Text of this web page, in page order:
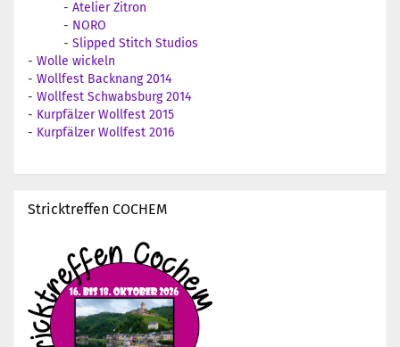
- Atelier Zitron
- NORO
- Slipped Stitch Studios
- Wolle wickeln
- Wollfest Backnang 2014
- Wollfest Schwabsburg 2014
- Kurpfälzer Wollfest 2015
- Kurpfälzer Wollfest 2016
Stricktreffen COCHEM